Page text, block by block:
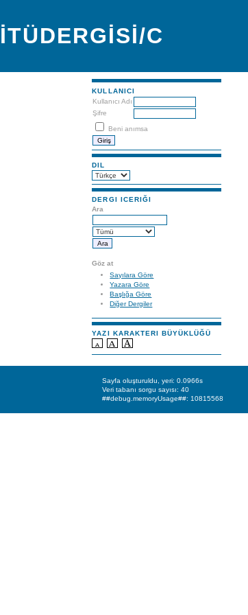
İTÜDERGİSİ/C
KULLANICI
Kullanıcı Adı
Şifre
Beni anımsa
DIL
DERGI ICERIĞI
Ara
Göz at
Sayılara Göre
Yazara Göre
Başlığa Göre
Diğer Dergiler
YAZI KARAKTERI BÜYÜKLÜĞÜ
Sayfa oluşturuldu, yeri: 0.0966s
Veri tabanı sorgu sayısı: 40
##debug.memoryUsage##: 10815568